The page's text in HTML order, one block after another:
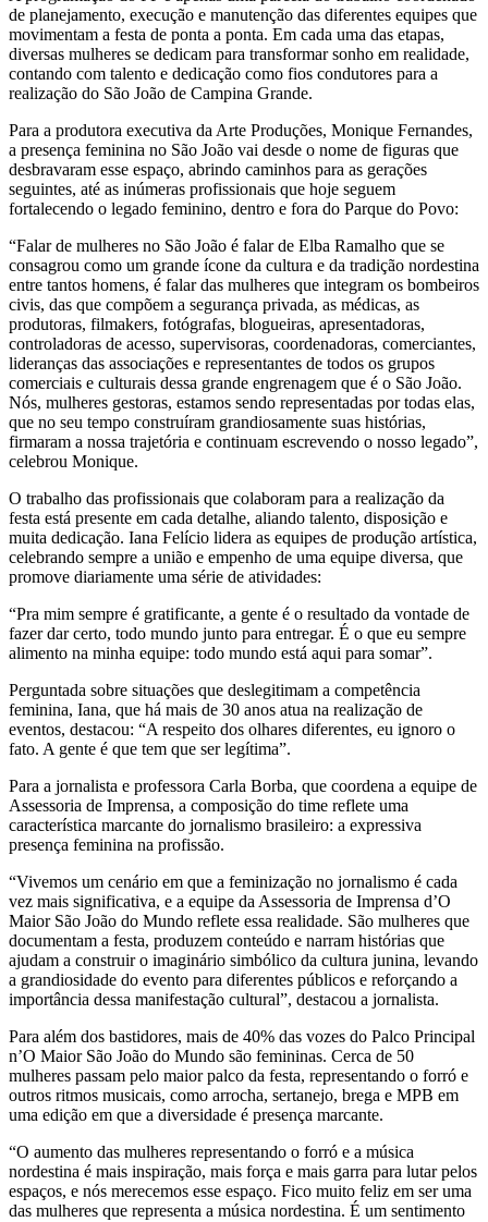
de planejamento, execução e manutenção das diferentes equipes que
movimentam a festa de ponta a ponta. Em cada uma das etapas,
diversas mulheres se dedicam para transformar sonho em realidade,
contando com talento e dedicação como fios condutores para a
realização do São João de Campina Grande.
Para a produtora executiva da Arte Produções, Monique Fernandes,
a presença feminina no São João vai desde o nome de figuras que
desbravaram esse espaço, abrindo caminhos para as gerações
seguintes, até as inúmeras profissionais que hoje seguem
fortalecendo o legado feminino, dentro e fora do Parque do Povo:
“Falar de mulheres no São João é falar de Elba Ramalho que se
consagrou como um grande ícone da cultura e da tradição nordestina
entre tantos homens, é falar das mulheres que integram os bombeiros
civis, das que compõem a segurança privada, as médicas, as
produtoras, filmakers, fotógrafas, blogueiras, apresentadoras,
controladoras de acesso, supervisoras, coordenadoras, comerciantes,
lideranças das associações e representantes de todos os grupos
comerciais e culturais dessa grande engrenagem que é o São João.
Nós, mulheres gestoras, estamos sendo representadas por todas elas,
que no seu tempo construíram grandiosamente suas histórias,
firmaram a nossa trajetória e continuam escrevendo o nosso legado”,
celebrou Monique.
O trabalho das profissionais que colaboram para a realização da
festa está presente em cada detalhe, aliando talento, disposição e
muita dedicação. Iana Felício lidera as equipes de produção artística,
celebrando sempre a união e empenho de uma equipe diversa, que
promove diariamente uma série de atividades:
“Pra mim sempre é gratificante, a gente é o resultado da vontade de
fazer dar certo, todo mundo junto para entregar. É o que eu sempre
alimento na minha equipe: todo mundo está aqui para somar”.
Perguntada sobre situações que deslegitimam a competência
feminina, Iana, que há mais de 30 anos atua na realização de
eventos, destacou: “A respeito dos olhares diferentes, eu ignoro o
fato. A gente é que tem que ser legítima”.
Para a jornalista e professora Carla Borba, que coordena a equipe de
Assessoria de Imprensa, a composição do time reflete uma
característica marcante do jornalismo brasileiro: a expressiva
presença feminina na profissão.
“Vivemos um cenário em que a feminização no jornalismo é cada
vez mais significativa, e a equipe da Assessoria de Imprensa d’O
Maior São João do Mundo reflete essa realidade. São mulheres que
documentam a festa, produzem conteúdo e narram histórias que
ajudam a construir o imaginário simbólico da cultura junina, levando
a grandiosidade do evento para diferentes públicos e reforçando a
importância dessa manifestação cultural”, destacou a jornalista.
Para além dos bastidores, mais de 40% das vozes do Palco Principal
n’O Maior São João do Mundo são femininas. Cerca de 50
mulheres passam pelo maior palco da festa, representando o forró e
outros ritmos musicais, como arrocha, sertanejo, brega e MPB em
uma edição em que a diversidade é presença marcante.
“O aumento das mulheres representando o forró e a música
nordestina é mais inspiração, mais força e mais garra para lutar pelos
espaços, e nós merecemos esse espaço. Fico muito feliz em ser uma
das mulheres que representa a música nordestina. É um sentimento